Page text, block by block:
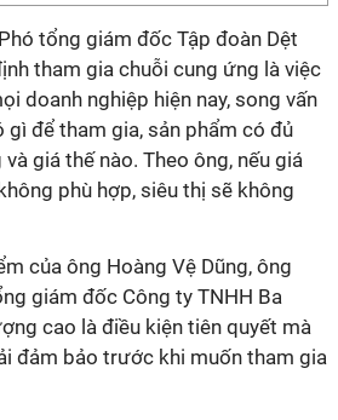
tổng giám đốc Tập đoàn Dệt
tham gia chuỗi cung ứng là việc
doanh nghiệp hiện nay, song vấn
gì để tham gia, sản phẩm có đủ
giá thế nào. Theo ông, nếu giá
phù hợp, siêu thị sẽ không
của ông Hoàng Vệ Dũng, ông
giám đốc Công ty TNHH Ba
cao là điều kiện tiên quyết mà
đảm bảo trước khi muốn tham gia